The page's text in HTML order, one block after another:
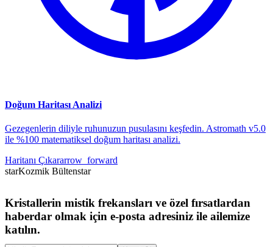
Doğum Haritası Analizi
Gezegenlerin diliyle ruhunuzun pusulasını keşfedin. Astromath v5.0
ile %100 matematiksel doğum haritası analizi.
Haritanı Çıkararrow_forward
starKozmik Bültenstar
Kristallerin mistik frekansları ve özel fırsatlardan
haberdar olmak için e-posta adresiniz ile ailemize
katılın.